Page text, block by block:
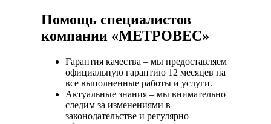
Помощь специалистов
компании «МЕТРОВЕС»
Гарантия качества – мы предоставляем
официальную гарантию 12 месяцев на
все выполненные работы и услуги.
Актуальные знания – мы внимательно
следим за изменениями в
законодательстве и регулярно